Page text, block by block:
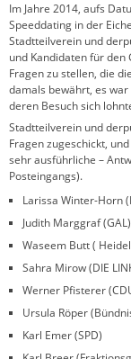
Im Jahre 2014, aufs
Speeddating in der
Stadtteilverein und
und Kandidaten für den
Fragen zu stellen, die
damals bewährt, es
deren Besuch sich
Stadtteilverein und
Fragen zugeschickt,
sehr ausführliche –
Posteingangs).
Larissa Winter-Horn
Judith Marggraf (GAL)
Waseem Butt (
Sahra Mirow (DIE
Werner Pfisterer
Ursula Röper
Karl Emer (SPD)